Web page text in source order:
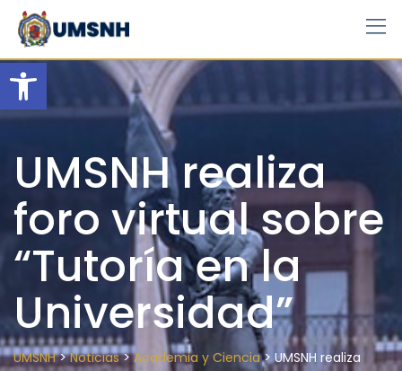
Open toolbar
Skip
content
UMSNH realiza
foro virtual sobre
“Tutoría en la
Universidad”
UMSNH>Noticias>Academia y Ciencia>UMSNH realiza